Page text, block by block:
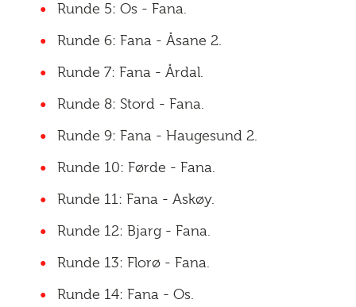
Runde 5: Os - Fana.
Runde 6: Fana - Åsane 2.
Runde 7: Fana - Årdal.
Runde 8: Stord - Fana.
Runde 9: Fana - Haugesund 2.
Runde 10: Førde - Fana.
Runde 11: Fana - Askøy.
Runde 12: Bjarg - Fana.
Runde 13: Florø - Fana.
Runde 14: Fana - Os.